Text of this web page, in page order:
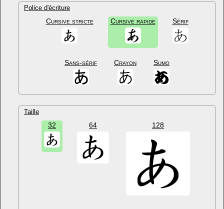
Police d'écriture
Cursive stricte Cursive rapide Sérif
Sans-sérif Crayon Sumo
Taille
32 64 128